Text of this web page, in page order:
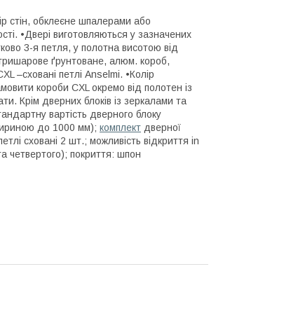
стін, обклеєне шпалерами або
•Двері виготовляються у зазначених
3-я петля, у полотна висотою від
ґрунтоване, алюм. короб,
–сховані петлі Anselmi. •Колір
короби CXL окремо від полотен із
Крім дверних блоків із зеркалами та
вартість дверного блоку
до 1000 мм); комплект дверної
сховані 2 шт.; можливість відкриття in
четвертого); покриття: шпон